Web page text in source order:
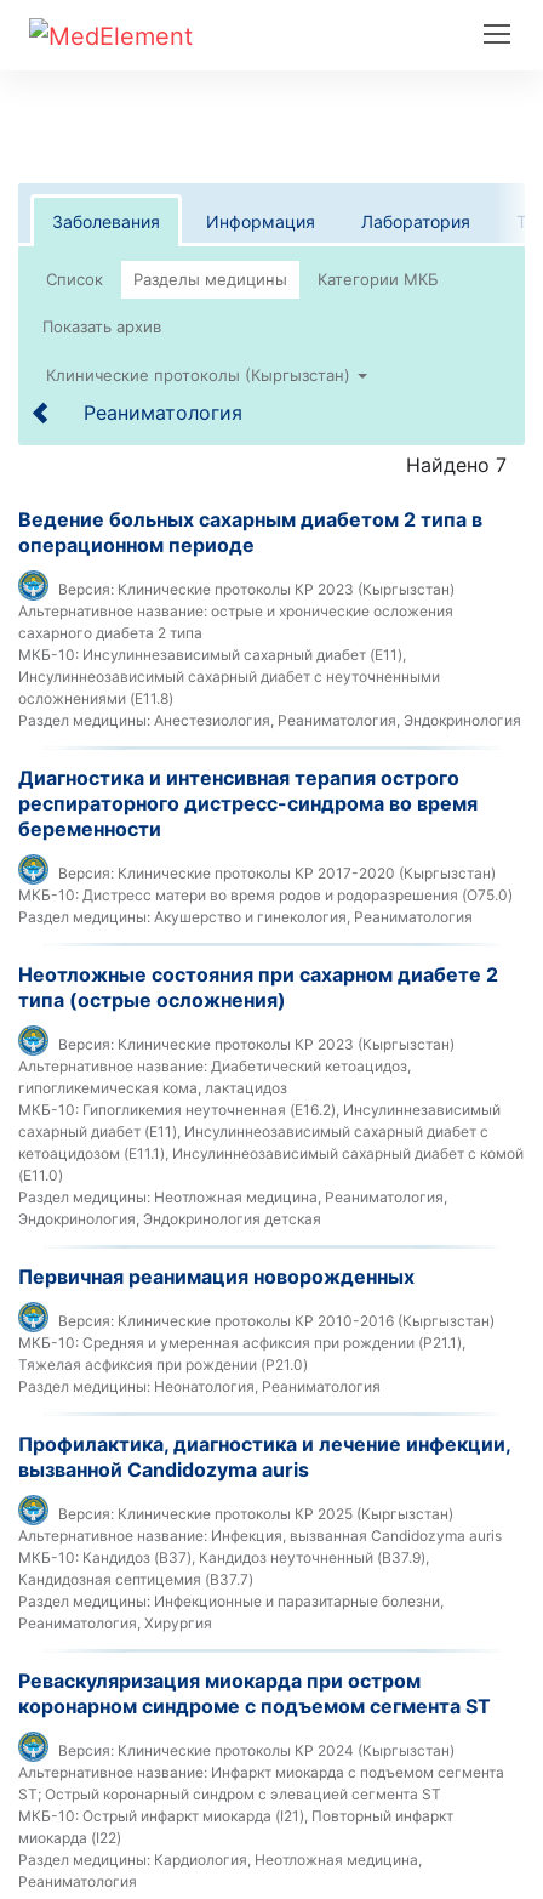
Заболевания Информация Лаборатория
Список
Клинические протоколы (Кыргызстан)
Реаниматология
Найдено 7
Ведение больных сахарным диабетом 2 типа в
операционном периоде
Версия: Клинические протоколы КР 2023 (Кыргызстан)
Альтернативное название: острые и хронические осложения
сахарного диабета 2 типа
МКБ-10: Инсулиннезависимый сахарный диабет (E11),
Инсулиннеозависимый сахарный диабет с неуточненными
осложнениями (E11.8)
Раздел медицины: Анестезиология, Реаниматология, Эндокринология
Диагностика и интенсивная терапия острого
респираторного дистресс-синдрома во время
беременности
Версия: Клинические протоколы КР 2017-2020 (Кыргызстан)
МКБ-10: Дистресс матери во время родов и родоразрешения (O75.0)
Раздел медицины: Акушерство и гинекология, Реаниматология
Неотложные состояния при сахарном диабете 2
типа (острые осложнения)
Версия: Клинические протоколы КР 2023 (Кыргызстан)
Альтернативное название: Диабетический кетоацидоз,
гипогликемическая кома, лактацидоз
МКБ-10: Гипогликемия неуточненная (E16.2), Инсулиннезависимый
сахарный диабет (E11), Инсулиннеозависимый сахарный диабет с
кетоацидозом (E11.1), Инсулиннеозависимый сахарный диабет с комой
(E11.0)
Раздел медицины: Неотложная медицина, Реаниматология,
Эндокринология, Эндокринология детская
Первичная реанимация новорожденных
Версия: Клинические протоколы КР 2010-2016 (Кыргызстан)
МКБ-10: Средняя и умеренная асфиксия при рождении (P21.1),
Тяжелая асфиксия при рождении (P21.0)
Раздел медицины: Неонатология, Реаниматология
Профилактика, диагностика и лечение инфекции,
вызванной Candidozyma auris
Версия: Клинические протоколы КР 2025 (Кыргызстан)
Альтернативное название: Инфекция, вызванная Candidozyma auris
МКБ-10: Кандидоз (B37), Кандидоз неуточненный (B37.9),
Кандидозная септицемия (B37.7)
Раздел медицины: Инфекционные и паразитарные болезни,
Реаниматология, Хирургия
Реваскуляризация миокарда при остром
коронарном синдроме с подъемом сегмента ST
Версия: Клинические протоколы КР 2024 (Кыргызстан)
Альтернативное название: Инфаркт миокарда с подъемом сегмента
ST; Острый коронарный синдром с элевацией сегмента ST
МКБ-10: Острый инфаркт миокарда (I21), Повторный инфаркт
миокарда (I22)
Раздел медицины: Кардиология, Неотложная медицина,
Реаниматология